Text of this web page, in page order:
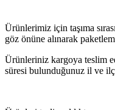
Ürünlerimiz için taşıma
göz önüne alınarak
Ürünleriniz kargoya teslim
süresi bulunduğunuz il ve